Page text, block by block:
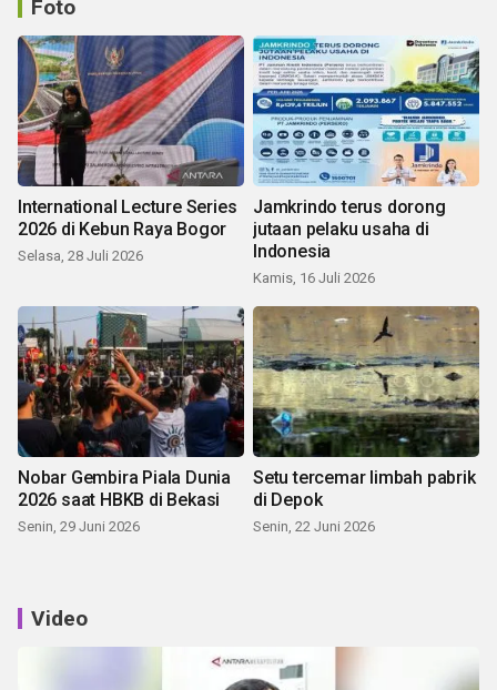
Foto
International Lecture Series
2026 di Kebun Raya Bogor
Selasa, 28 Juli 2026
Jamkrindo terus dorong
jutaan pelaku usaha di
Indonesia
Kamis, 16 Juli 2026
Nobar Gembira Piala Dunia
2026 saat HBKB di Bekasi
Senin, 29 Juni 2026
Setu tercemar limbah pabrik
di Depok
Senin, 22 Juni 2026
Video